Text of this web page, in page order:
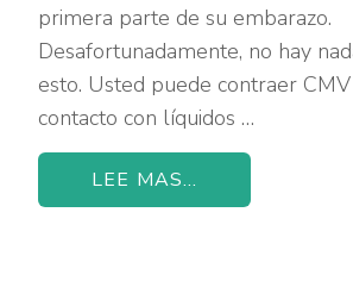
primera parte de su embarazo.
Desafortunadamente, no hay
esto. Usted puede contraer
contacto con líquidos …
LEE MAS...